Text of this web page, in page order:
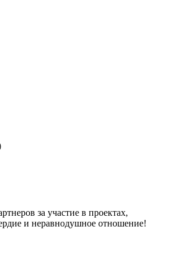
за участие в проектах,
и неравнодушное отношение!